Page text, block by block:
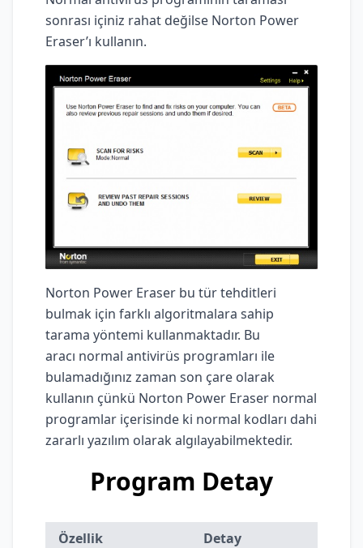
sonrası içiniz rahat değilse Norton Power
Eraser’ı kullanın.
Norton Power Eraser bu tür tehditleri
bulmak için farklı algoritmalara sahip
tarama yöntemi kullanmaktadır. Bu
aracı normal antivirüs programları ile
bulamadığınız zaman son çare olarak
kullanın çünkü Norton Power Eraser normal
programlar içerisinde ki normal kodları dahi
zararlı yazılım olarak algılayabilmektedir.
Program Detay
Özellik Detay